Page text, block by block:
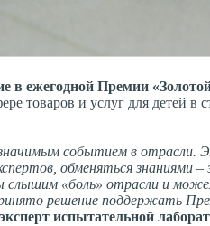
в ежегодной Премии
товаров и услуг для детей в
событием в
обменяться знаниями
слышим «боль» отрасли и
решение поддержать
испытательной